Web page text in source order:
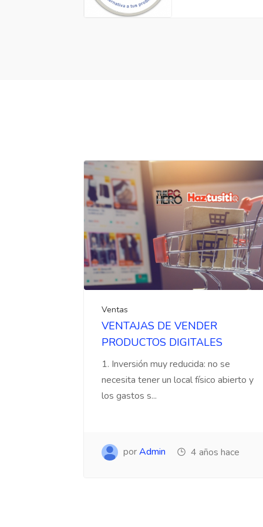
Ventas
VENTAJAS DE VENDER
PRODUCTOS DIGITALES
1. Inversión muy reducida: no se
necesita tener un local físico abierto y
los gastos s...
porAdmin 4 años hace